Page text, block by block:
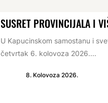
SUSRET PROVINCIJALA I
U Kapucinskom samostanu i
četvrtak 6. kolovoza 2026....
8. Kolovoza 2026.